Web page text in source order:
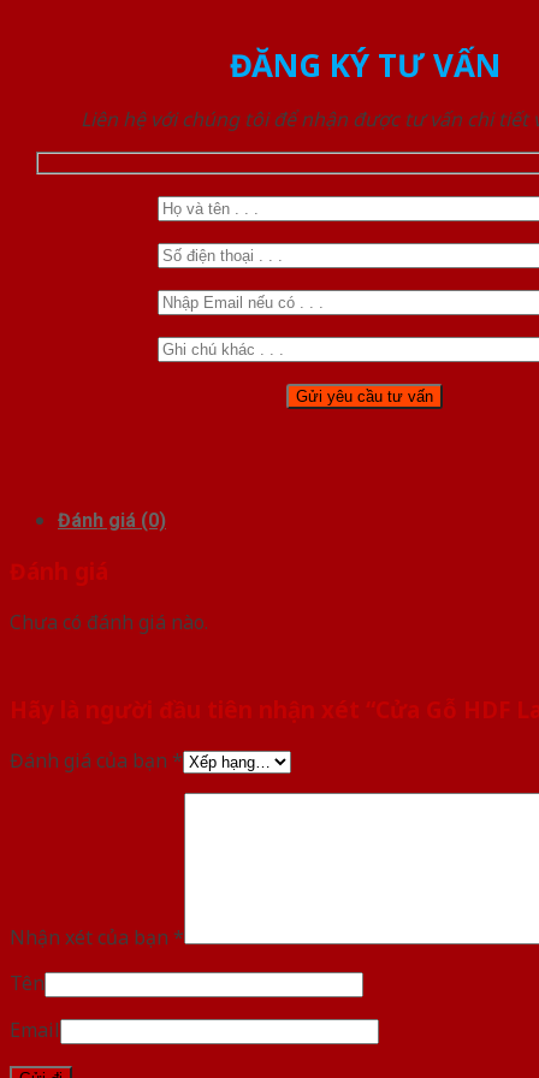
ĐĂNG KÝ TƯ VẤN
Liên hệ với chúng tôi để nhận được tư vấn chi tiết
Đánh giá (0)
Đánh giá
Chưa có đánh giá nào.
Hãy là người đầu tiên nhận xét “Cửa Gỗ HDF
Đánh giá của bạn *
Nhận xét của bạn *
Tên
Email